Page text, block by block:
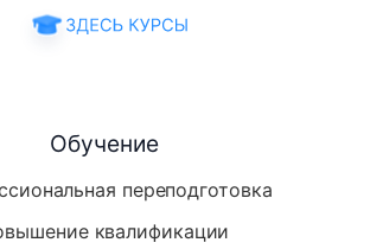
Обучение
переподготовка
квалификации